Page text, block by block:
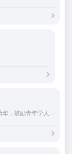
观察者网，致力于荟萃中外思想者精华，鼓励青年学人探索，建中西文化交流平台，为崛起中的精英提供决策参考。